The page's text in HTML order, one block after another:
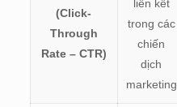
(Click-
Through
Rate – CTR)
liên kết
trong các
chiến
dịch
marketing